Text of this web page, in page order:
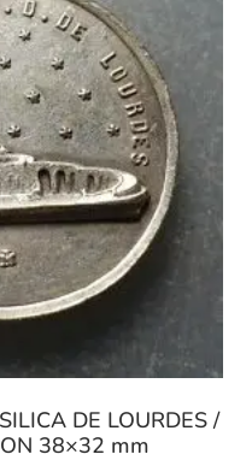
DE LOURDES /
38×32 mm